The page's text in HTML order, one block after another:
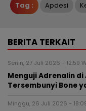
Tag : Apdesi
BERITA TERKAIT
Senin, 27 Juli 2026 - 12:59
Menguji Adrenalin
Tersembunyi Bone
Minggu, 26 Juli 2026 -